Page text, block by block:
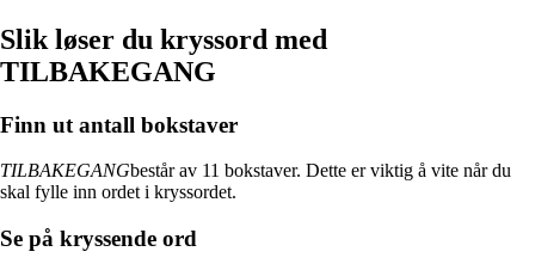
Slik løser du kryssord med
TILBAKEGANG
Finn ut antall bokstaver
TILBAKEGANGbestår av 11 bokstaver. Dette er viktig å vite når du
skal fylle inn ordet i kryssordet.
Se på kryssende ord